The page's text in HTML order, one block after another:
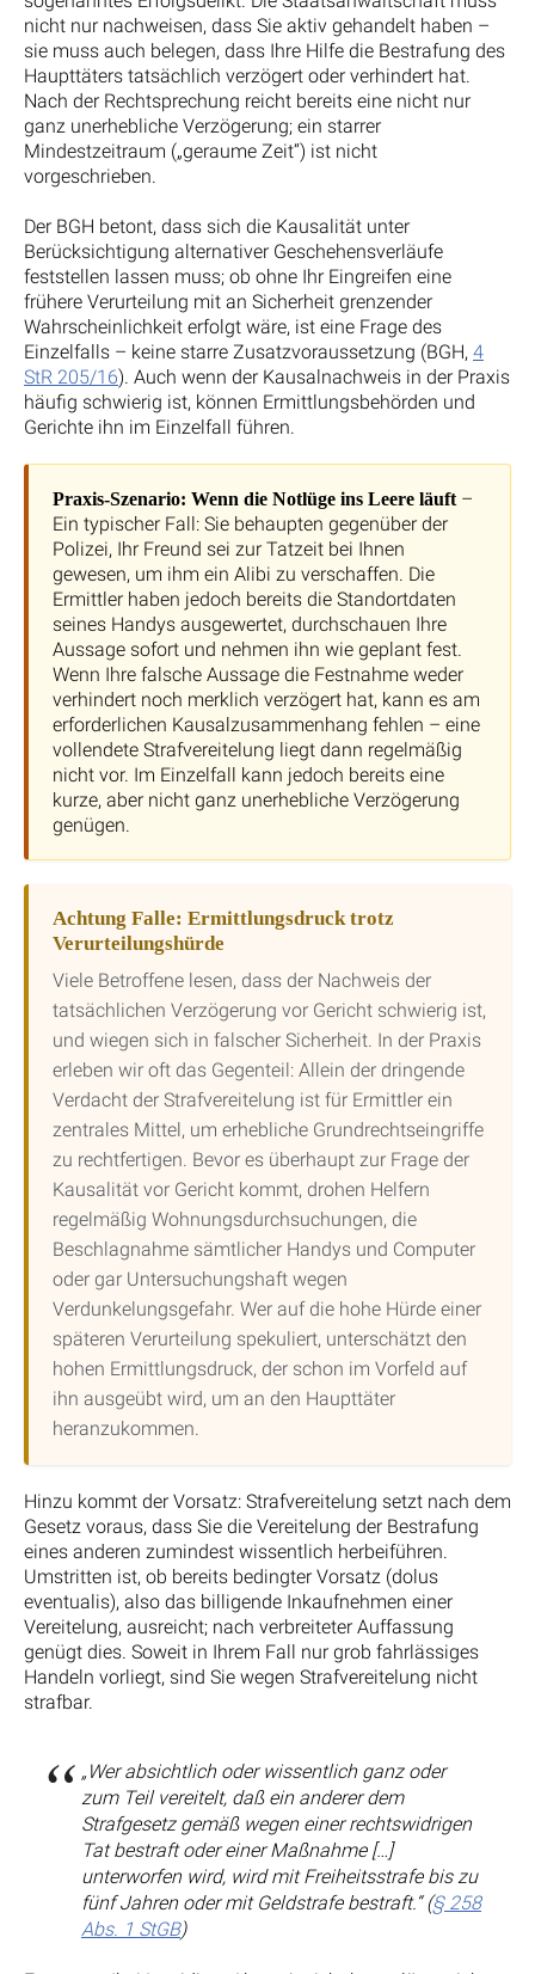
nicht nur nachweisen, dass Sie aktiv gehandelt haben –
sie muss auch belegen, dass Ihre Hilfe die Bestrafung des
Haupttäters tatsächlich verzögert oder verhindert hat.
Nach der Rechtsprechung reicht bereits eine nicht nur
ganz unerhebliche Verzögerung; ein starrer
Mindestzeitraum („geraume Zeit“) ist nicht
vorgeschrieben.
Der BGH betont, dass sich die Kausalität unter
Berücksichtigung alternativer Geschehensverläufe
feststellen lassen muss; ob ohne Ihr Eingreifen eine
frühere Verurteilung mit an Sicherheit grenzender
Wahrscheinlichkeit erfolgt wäre, ist eine Frage des
Einzelfalls – keine starre Zusatzvoraussetzung (BGH, 4
StR 205/16). Auch wenn der Kausalnachweis in der Praxis
häufig schwierig ist, können Ermittlungsbehörden und
Gerichte ihn im Einzelfall führen.
Praxis-Szenario: Wenn die Notlüge ins Leere läuft–
Ein typischer Fall: Sie behaupten gegenüber der
Polizei, Ihr Freund sei zur Tatzeit bei Ihnen
gewesen, um ihm ein Alibi zu verschaffen. Die
Ermittler haben jedoch bereits die Standortdaten
seines Handys ausgewertet, durchschauen Ihre
Aussage sofort und nehmen ihn wie geplant fest.
Wenn Ihre falsche Aussage die Festnahme weder
verhindert noch merklich verzögert hat, kann es am
erforderlichen Kausalzusammenhang fehlen – eine
vollendete Strafvereitelung liegt dann regelmäßig
nicht vor. Im Einzelfall kann jedoch bereits eine
kurze, aber nicht ganz unerhebliche Verzögerung
genügen.
Achtung Falle: Ermittlungsdruck trotz
Verurteilungshürde
Viele Betroffene lesen, dass der Nachweis der
tatsächlichen Verzögerung vor Gericht schwierig ist,
und wiegen sich in falscher Sicherheit. In der Praxis
erleben wir oft das Gegenteil: Allein der dringende
Verdacht der Strafvereitelung ist für Ermittler ein
zentrales Mittel, um erhebliche Grundrechtseingriffe
zu rechtfertigen. Bevor es überhaupt zur Frage der
Kausalität vor Gericht kommt, drohen Helfern
regelmäßig Wohnungsdurchsuchungen, die
Beschlagnahme sämtlicher Handys und Computer
oder gar Untersuchungshaft wegen
Verdunkelungsgefahr. Wer auf die hohe Hürde einer
späteren Verurteilung spekuliert, unterschätzt den
hohen Ermittlungsdruck, der schon im Vorfeld auf
ihn ausgeübt wird, um an den Haupttäter
heranzukommen.
Hinzu kommt der Vorsatz: Strafvereitelung setzt nach dem
Gesetz voraus, dass Sie die Vereitelung der Bestrafung
eines anderen zumindest wissentlich herbeiführen.
Umstritten ist, ob bereits bedingter Vorsatz (dolus
eventualis), also das billigende Inkaufnehmen einer
Vereitelung, ausreicht; nach verbreiteter Auffassung
genügt dies. Soweit in Ihrem Fall nur grob fahrlässiges
Handeln vorliegt, sind Sie wegen Strafvereitelung nicht
strafbar.
„Wer absichtlich oder wissentlich ganz oder
zum Teil vereitelt, daß ein anderer dem
Strafgesetz gemäß wegen einer rechtswidrigen
Tat bestraft oder einer Maßnahme […]
unterworfen wird, wird mit Freiheitsstrafe bis zu
fünf Jahren oder mit Geldstrafe bestraft.“ (§ 258
Abs. 1 StGB)